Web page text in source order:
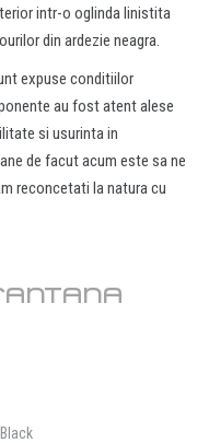
intr-o oglinda linistita
din ardezie neagra.
expuse conditiilor
au fost atent alese
si usurinta in
de facut acum este sa ne
reconcetati la natura cu